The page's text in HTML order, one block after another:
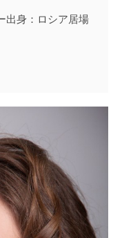
出身：ロシア居場